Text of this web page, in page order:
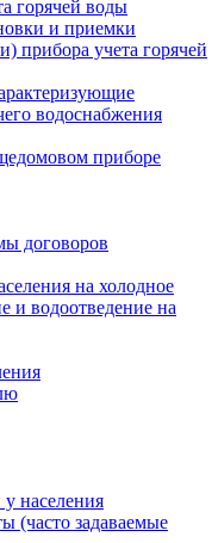
горячей воды
и приемки
прибора учета горячей
водоснабжения
приборе
договоров
на холодное
и водоотведение на
населения
(часто задаваемые